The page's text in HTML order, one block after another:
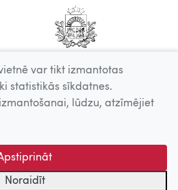
var tikt izmantotas
statistikās sīkdatnes.
lūdzu, atzīmējiet
Noraidīt